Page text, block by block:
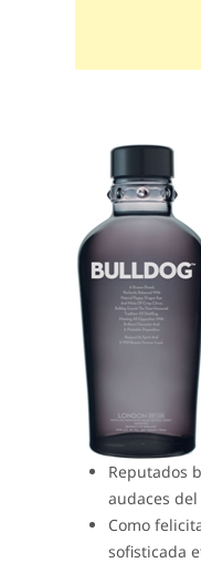
Reputados
audaces
Como
sofisticada